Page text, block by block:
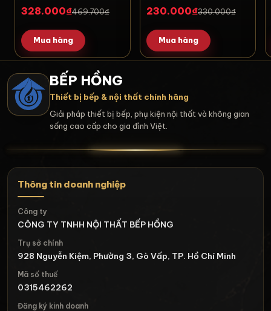
328.000₫469.700₫
Mua hàng
230.000₫330.000₫
Mua hàng
BẾP HỒNG
Thiết bị bếp & nội thất chính hãng
Giải pháp thiết bị bếp, phụ kiện nội thất và không gian
sống cao cấp cho gia đình Việt.
Thông tin doanh nghiệp
Công ty
CÔNG TY TNHH NỘI THẤT BẾP HỒNG
Trụ sở chính
928 Nguyễn Kiệm, Phường 3, Gò Vấp, TP. Hồ Chí Minh
Mã số thuế
0315462262
Đăng ký kinh doanh